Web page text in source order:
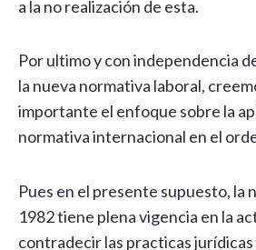
a la no realización de esta.
Por ultimo y con independencia
la nueva normativa laboral,
importante el enfoque sobre la
normativa internacional en el
Pues en el presente supuesto, la
1982 tiene plena vigencia en la
contradecir las practicas